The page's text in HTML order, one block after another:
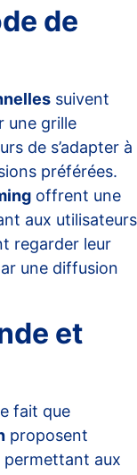
de
suivent
une grille
de s’adapter à
préférées.
offrent une
aux utilisateurs
regarder leur
une diffusion
et
fait que
proposent
permettant aux